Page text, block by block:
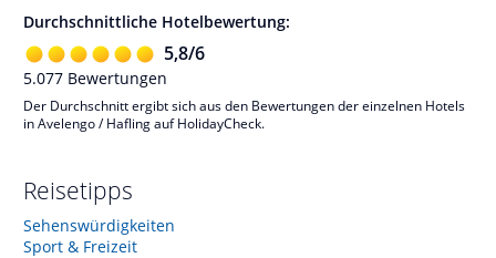
Durchschnittliche Hotelbewertung:
5,8/6
5.077 Bewertungen
Der Durchschnitt ergibt sich aus den Bewertungen der einzelnen Hotels
in Avelengo / Hafling auf HolidayCheck.
Reisetipps
Sehenswürdigkeiten
Sport & Freizeit